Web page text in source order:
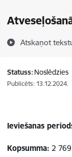
Atskaņot
Statuss: Noslēdzies
Publicēts: 13.12.2024.
Ieviešanas
Kopsumma: 2